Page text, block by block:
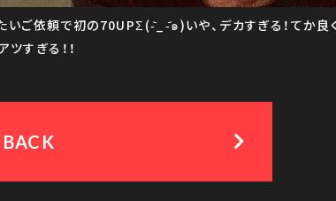
ご依頼で初の70UPΣ(-᷅_-᷄๑)いや、デカすぎる！てか良
すぎる！！
BACK